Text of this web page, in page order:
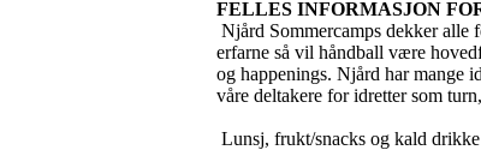
FELLES INFORMASJON
Njård Sommercamps dekker alle
erfarne så vil håndball være
og happenings. Njård har mange
våre deltakere for idretter som
Lunsj, frukt/snacks og kald